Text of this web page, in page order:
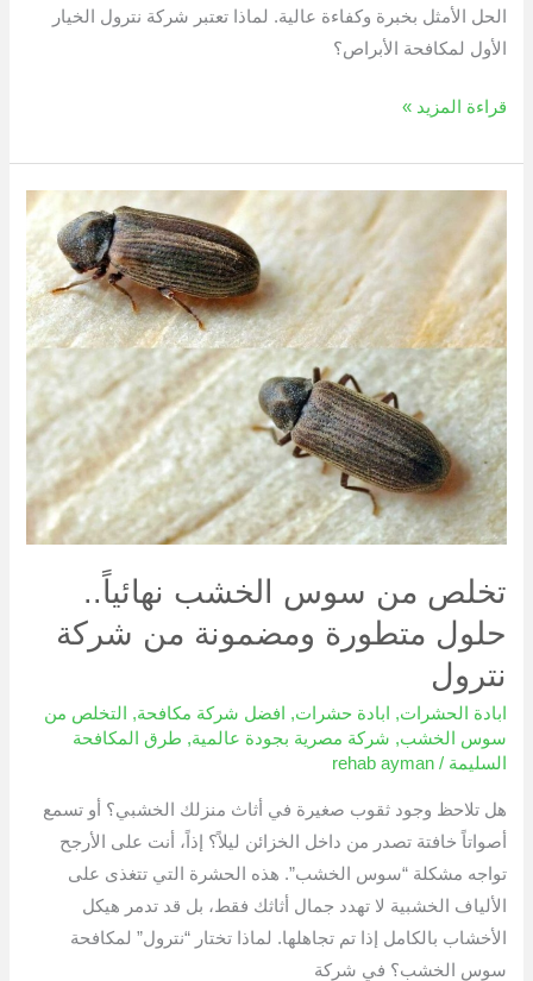
الحل الأمثل بخبرة وكفاءة عالية. لماذا تعتبر شركة نترول الخيار
الأول لمكافحة الأبراص؟
قراءة المزيد »
تخلص من سوس الخشب نهائياً..
حلول متطورة ومضمونة من شركة
نترول
ابادة الحشرات, ابادة حشرات, افضل شركة مكافحة,
التخلص من
سوس الخشب, شركة مصرية بجودة عالمية, طرق المكافحة
السليمة /
rehab ayman
هل تلاحظ وجود ثقوب صغيرة في أثاث منزلك الخشبي؟ أو تسمع
أصواتاً خافتة تصدر من داخل الخزائن ليلاً؟ إذاً، أنت على الأرجح
تواجه مشكلة “سوس الخشب”. هذه الحشرة التي تتغذى على
الألياف الخشبية لا تهدد جمال أثاثك فقط، بل قد تدمر هيكل
الأخشاب بالكامل إذا تم تجاهلها. لماذا تختار “نترول” لمكافحة
سوس الخشب؟ في شركة
تخلص
من
سوس
الخشب
نهائياً..
حلول
متطورة
ومضمونة
من
شركة
نترول